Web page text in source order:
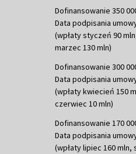
Dofinansowanie 350
Data podpisania
(wpłaty styczeń 90
marzec 130 mln)
Dofinansowanie 300
Data podpisania
(wpłaty kwiecień 150
czerwiec 10 mln)
Dofinansowanie 170
Data podpisania
(wpłaty lipiec 160 mln,